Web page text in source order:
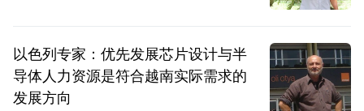
以色列专家：优先发展芯片设计与半
导体人力资源是符合越南实际需求的
发展方向